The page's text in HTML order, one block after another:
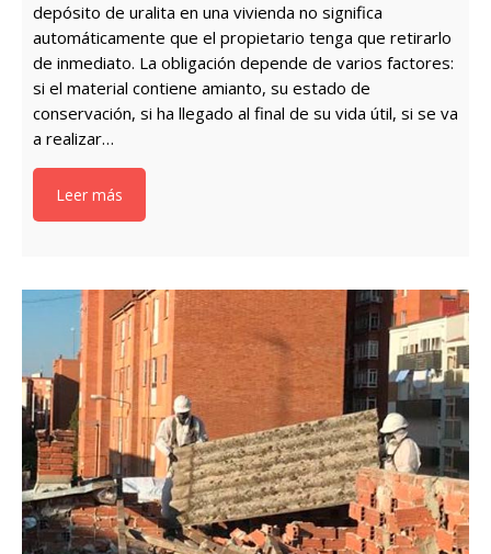
depósito de uralita en una vivienda no significa
automáticamente que el propietario tenga que retirarlo
de inmediato. La obligación depende de varios factores:
si el material contiene amianto, su estado de
conservación, si ha llegado al final de su vida útil, si se va
a realizar…
Leer más